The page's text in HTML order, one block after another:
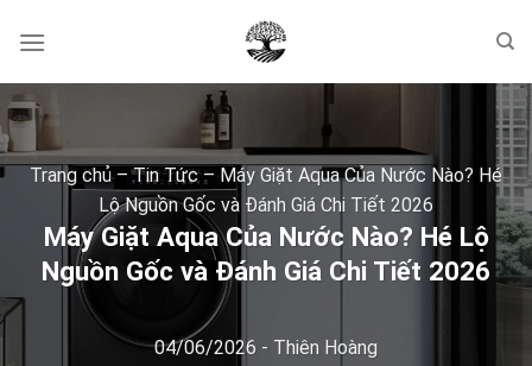
Trang chủ–Tin Tức– Máy Giặt Aqua Của Nước Nào? Hé
Lộ Nguồn Gốc và Đánh Giá Chi Tiết 2026
Máy Giặt Aqua Của Nước Nào? Hé Lộ
Nguồn Gốc và Đánh Giá Chi Tiết 2026
04/06/2026 - Thiên Hoàng